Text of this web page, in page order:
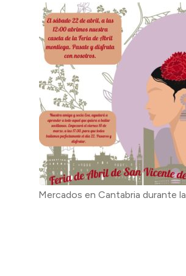
Mercados en Cantabria durante